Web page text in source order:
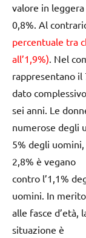
valore in
0,8%. Al
percentuale tra
all’1,9%) . Nel
rappresentano il
dato
sei anni. Le
numerose degli
5% degli uomini,
2,8% è vegano
contro l’1,1%
uomini. In merito
alle fasce d’età,
situazione è